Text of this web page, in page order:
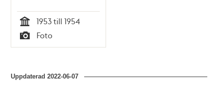
Tid
1953 till 1954
Typ
Foto
Uppdaterad2022-06-07